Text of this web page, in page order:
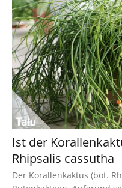
Ist der
Rhipsalis cassutha
Der Korallenkaktus (bot.